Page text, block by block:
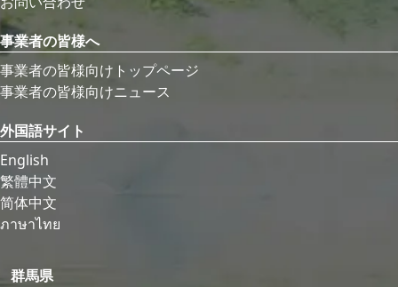
事業者の皆様へ
事業者の皆様向けトップページ
事業者の皆様向けニュース
外国語サイト
English
繁體中文
简体中文
ภาษาไทย
群馬県